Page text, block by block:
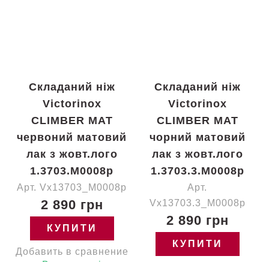
Складаний ніж
Victorinox
CLIMBER MAT
червоний матовий
лак з жовт.лого
1.3703.M0008p
Арт. Vx13703_M0008p
2 890 грн
КУПИТИ
Добавить в сравнение
Складаний ніж
Victorinox
CLIMBER MAT
чорний матовий
лак з жовт.лого
1.3703.3.M0008p
Арт.
Vx13703.3_M0008p
2 890 грн
КУПИТИ